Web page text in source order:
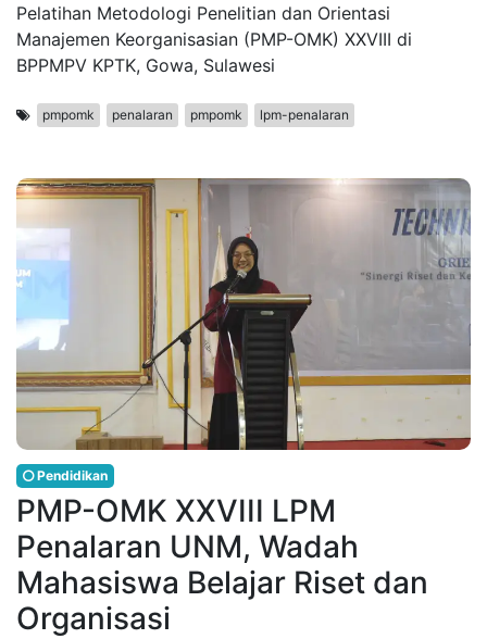
Pelatihan Metodologi Penelitian dan Orientasi
Manajemen Keorganisasian (PMP-OMK) XXVIII di
BPPMPV KPTK, Gowa, Sulawesi
pmpomk penalaran pmpomk lpm-penalaran
Pendidikan
PMP-OMK XXVIII LPM
Penalaran UNM, Wadah
Mahasiswa Belajar Riset dan
Organisasi